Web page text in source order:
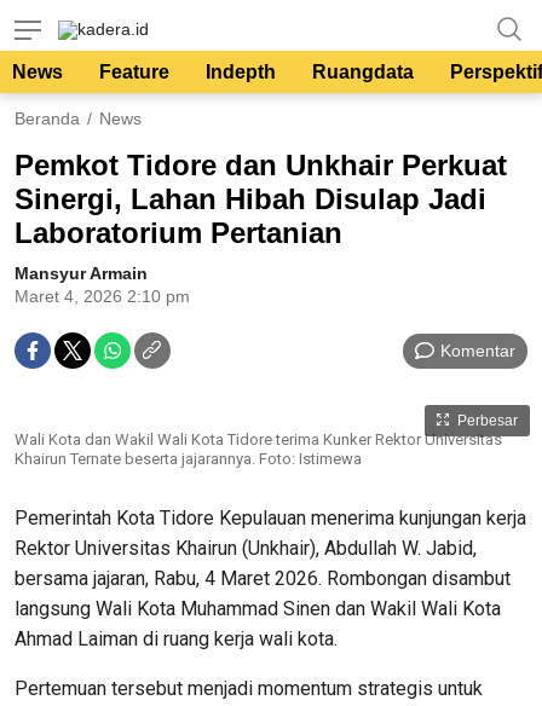
kadera.id
Tempat bertutur
News Feature Indepth Ruangdata Perspektif
Beranda News
Pemkot Tidore dan Unkhair Perkuat
Sinergi, Lahan Hibah Disulap Jadi
Laboratorium Pertanian
Mansyur Armain
Maret 4, 2026 2:10 pm
Komentar
Perbesar
Wali Kota dan Wakil Wali Kota Tidore terima Kunker Rektor Universitas
Khairun Ternate beserta jajarannya. Foto: Istimewa
Pemerintah Kota Tidore Kepulauan menerima kunjungan kerja
Rektor Universitas Khairun (Unkhair), Abdullah W. Jabid,
bersama jajaran, Rabu, 4 Maret 2026. Rombongan disambut
langsung Wali Kota Muhammad Sinen dan Wakil Wali Kota
Ahmad Laiman di ruang kerja wali kota.
Pertemuan tersebut menjadi momentum strategis untuk